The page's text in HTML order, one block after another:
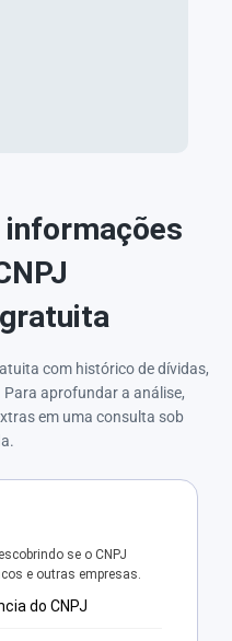
informações
com histórico de dívidas,
aprofundar a análise,
em uma consulta sob
se o CNPJ
e outras empresas.
do CNPJ